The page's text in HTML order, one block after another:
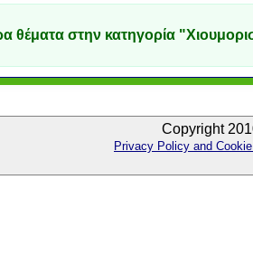
θέματα στην κατηγορία
Copyright
Privacy Policy and